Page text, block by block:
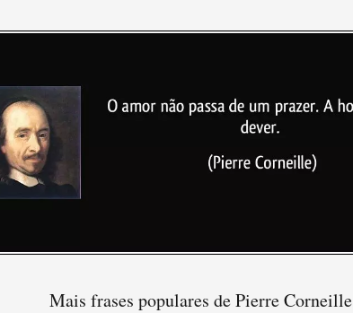
Mais frases populares de Pierre Corneille